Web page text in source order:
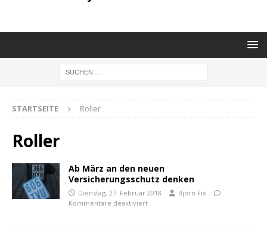
STARTSEITE Roller
Roller
Ab März an den neuen
Versicherungsschutz denken
Dienstag, 27. Februar 2018
Björn Fix
Kommentare deaktiviert